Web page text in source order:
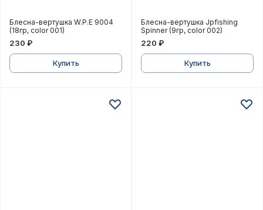
Блесна-вертушка W.P.E 9004 (18гр, color 001)
Блесна-вертушка W.P.E 9004
(18гр, color 001)
230 ₽
Купить
Блесна-вертушка
Блесна-вертушка Jpfishing
Spinner (9гр, color 002)
220 ₽
Купить